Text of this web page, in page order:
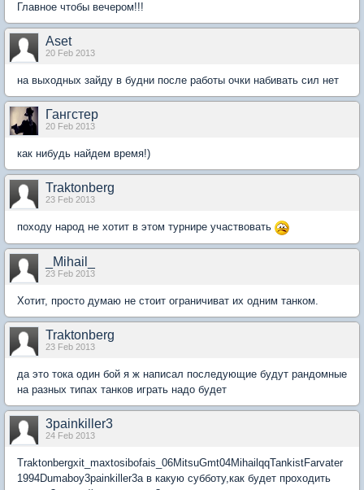
Главное чтобы вечером!!!
Aset
20 Feb 2013
на выходных зайду в будни после работы очки набивать сил нет
Гангстер
20 Feb 2013
как нибудь найдем время!)
Traktonberg
23 Feb 2013
походу народ не хотит в этом турнире участвовать
_Mihail_
23 Feb 2013
Хотит, просто думаю не стоит ограничиват их одним танком.
Traktonberg
23 Feb 2013
да это тока один бой я ж написал последующие будут рандомные
на разных типах танков играть надо будет
3painkiller3
24 Feb 2013
Traktonbergxit_maxtosibofais_06MitsuGmt04MihailqqTankistFarvater
1994Dumaboy3painkiller3а в какую субботу,как будет проходить